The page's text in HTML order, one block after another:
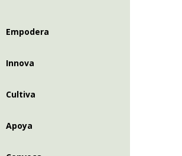
Empodera
Innova
Cultiva
Apoya